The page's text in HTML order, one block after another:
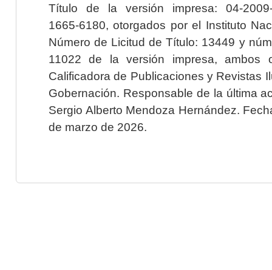
Título de la versión impresa: 04-2009-
1665-6180, otorgados por el Instituto
Número de Licitud de Título: 13449 y
11022 de la versión impresa, ambos
Calificadora de Publicaciones y Revistas
Gobernación. Responsable de la última
Sergio Alberto Mendoza Hernández.
de marzo de 2026.